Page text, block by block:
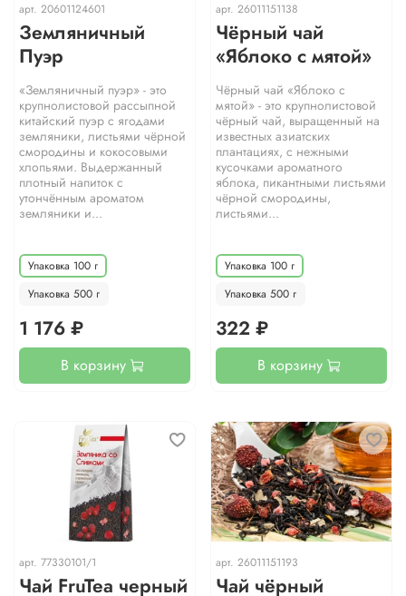
арт. 20601124601
Земляничный
Пуэр
«Земляничный пуэр» - это
крупнолистовой рассыпной
китайский пуэр с ягодами
земляники, листьями чёрной
смородины и кокосовыми
хлопьями. Выдержанный
плотный напиток с
утончённым ароматом
земляники и...
Упаковка 100 г
Упаковка 500 г
1 176 ₽
В корзину
арт. 26011151138
Чёрный чай
«Яблоко с мятой»
Чёрный чай «Яблоко с
мятой» - это крупнолистовой
чёрный чай, выращенный на
известных азиатских
плантациях, с нежными
кусочками ароматного
яблока, пикантными листьями
чёрной смородины,
листьями...
Упаковка 100 г
Упаковка 500 г
322 ₽
В корзину
арт. 77330101/1
Чай FruTea черный
арт. 26011151193
Чай чёрный